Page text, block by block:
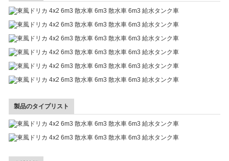
製品のタイプリスト